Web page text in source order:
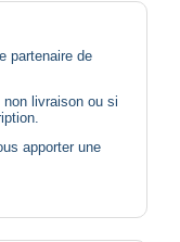
partenaire de
livraison ou si
apporter une